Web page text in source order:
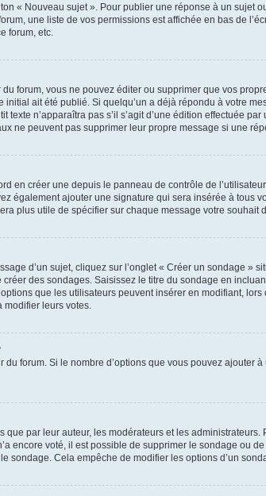
« Nouveau sujet ». Pour publier une réponse à un sujet
une liste de vos permissions est affichée en bas de
forum, etc.
forum, vous ne pouvez éditer ou supprimer que vos
ait été publié. Si quelqu’un a déjà répondu à votre
texte n’apparaîtra pas s’il s’agit d’une édition effectuée
ne peuvent pas supprimer leur propre message si une
en créer une depuis le panneau de contrôle de
également ajouter une signature qui sera insérée à tous
plus utile de spécifier sur chaque message votre souhait
d’un sujet, cliquez sur l’onglet « Créer un sondage »
des sondages. Saisissez le titre du sondage en
que les utilisateurs peuvent insérer en modifiant,
leurs votes.
du forum. Si le nombre d’options que vous pouvez
par leur auteur, les modérateurs et les
encore voté, il est possible de supprimer le sondage ou
sondage. Cela empêche de modifier les options d’un